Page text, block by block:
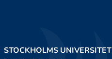
STOCKHOLMS UNIVERSITET